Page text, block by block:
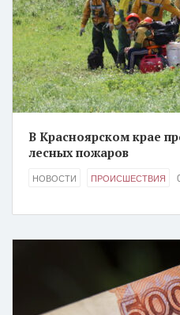
В Красноярском крае
лесных пожаров
НОВОСТИ ПРОИСШЕСТВИЯ